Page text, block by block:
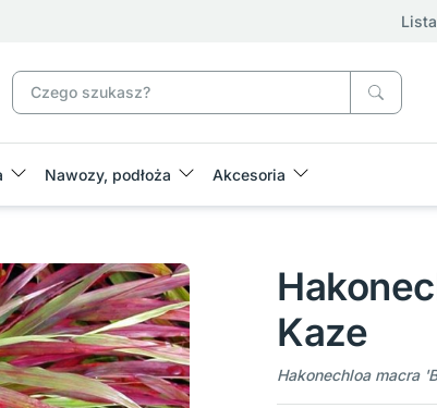
Nawozy, podłoża Akcesoria
Kaze
Hakonechloa macra